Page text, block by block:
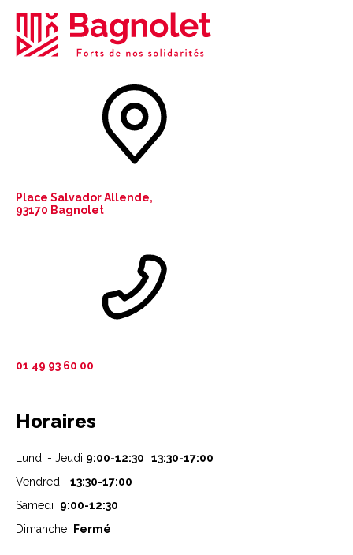
Place Salvador Allende,
93170 Bagnolet
01 49 93 60 00
Horaires
Lundi - Jeudi 9:00-12:30 13:30-17:00
Vendredi
13:30-17:00
Samedi 9:00-12:30
Dimanche
Fermé